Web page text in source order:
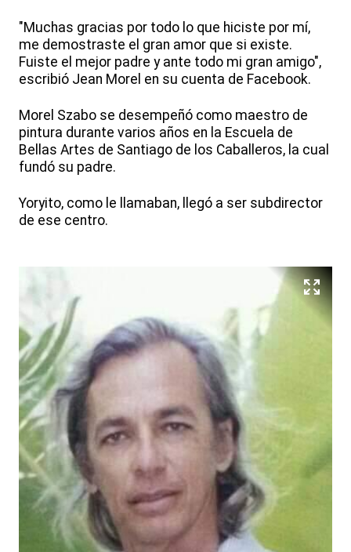
"Muchas gracias por todo lo que hiciste por mí,
me demostraste el gran amor que si existe.
Fuiste el mejor padre y ante todo mi gran amigo",
escribió Jean Morel en su cuenta de Facebook.
Morel Szabo se desempeñó como maestro de
pintura durante varios años en la Escuela de
Bellas Artes de Santiago de los Caballeros, la cual
fundó su padre.
Yoryito, como le llamaban, llegó a ser subdirector
de ese centro.